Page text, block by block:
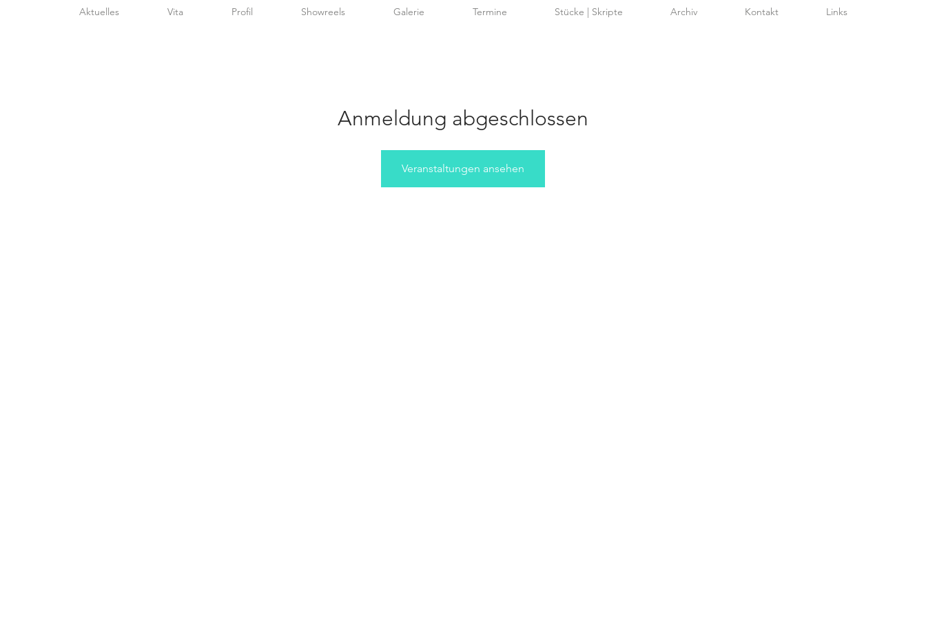
Aktuelles Vita Profil Showreels Galerie Termine Stücke | Skripte Archiv Kontakt Links
Anmeldung abgeschlossen
Veranstaltungen ansehen